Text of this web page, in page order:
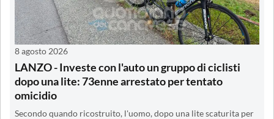
8 agosto 2026
LANZO - Investe con l'auto un gruppo di ciclisti
dopo una lite: 73enne arrestato per tentato
omicidio
Secondo quando ricostruito, l'uomo, dopo una lite scaturita per